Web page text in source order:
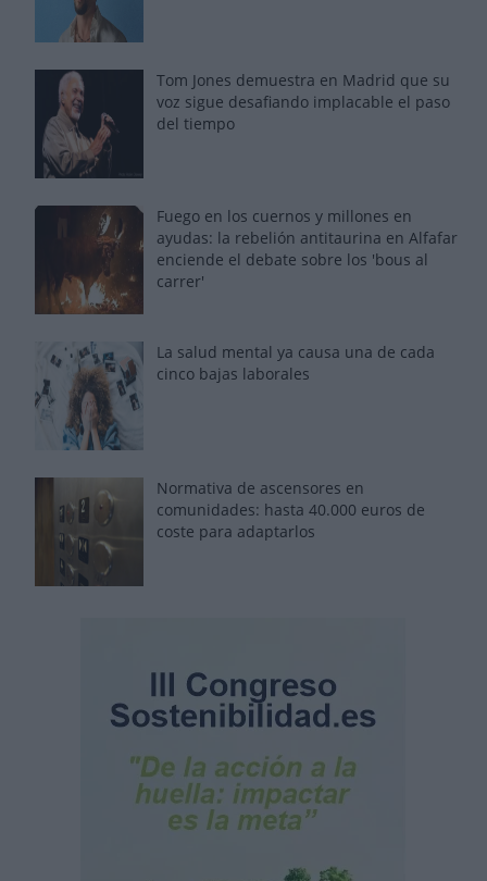
Tom Jones demuestra en Madrid que su
voz sigue desafiando implacable el paso
del tiempo
Fuego en los cuernos y millones en
ayudas: la rebelión antitaurina en Alfafar
enciende el debate sobre los 'bous al
carrer'
La salud mental ya causa una de cada
cinco bajas laborales
Normativa de ascensores en
comunidades: hasta 40.000 euros de
coste para adaptarlos